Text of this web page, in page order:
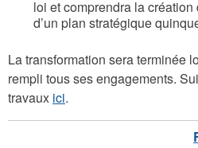
loi et comprendra la
d’un plan stratégique
La transformation sera terminée
rempli tous ses engagements.
travaux ici.